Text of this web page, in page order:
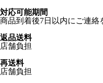
対応可能期間
商品到着後7日以内にご連絡
返品送料
店舗負担
再送料
店舗負担